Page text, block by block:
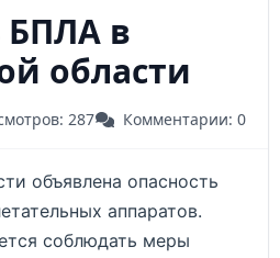
БПЛА в
области
287 Комментарии: 0
объявлена опасность
аппаратов.
соблюдать меры